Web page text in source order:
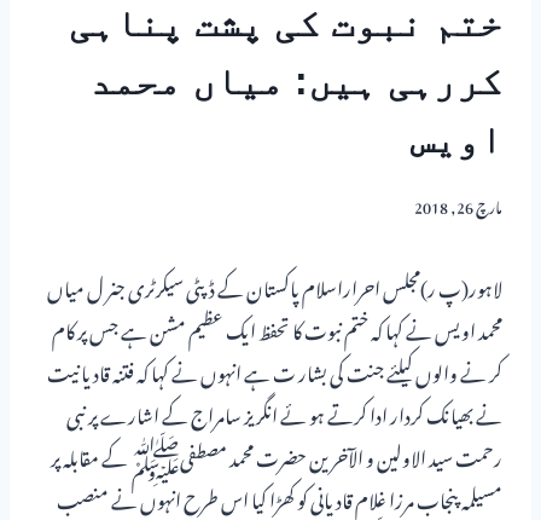
ختم نبوت کی پشت پناہی
کررہی ہیں: میاں محمد
اویس
مارچ 26, 2018
لاہور(پ ر)مجلس احراراسلام پاکستان کے ڈپٹی سیکرٹری جنر ل میاں
محمد اویس نے کہا کہ ختم نبوت کا تحفظ ایک عظیم مشن ہے جس پر کام
کر نے والوں کیلئے جنت کی بشار ت ہے انہوں نے کہا کہ فتنہ قادیانیت
نے بھیانک کردار ادا کرتے ہو ئے انگریز سامراج کے اشارے پر نبی
رحمت سید الاولین و الآخرین حضرت محمد مصطفیﷺ کے مقابلہ پر
مسیلمہ پنجاب مرزا غلام قادیانی کو کھڑا کیا اس طرح انہوں نے منصب